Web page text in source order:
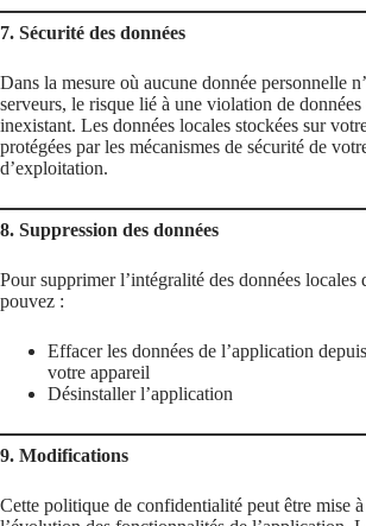
7. Sécurité des données
Dans la mesure où aucune donnée personnelle
serveurs, le risque lié à une violation de données
inexistant. Les données locales stockées sur
protégées par les mécanismes de sécurité de
d’exploitation.
8. Suppression des données
Pour supprimer l’intégralité des données locales
pouvez :
Effacer les données de l’application
votre appareil
Désinstaller l’application
9. Modifications
Cette politique de confidentialité peut être mise